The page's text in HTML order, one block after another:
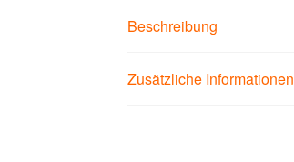
Beschreibung
Zusätzliche Informationen